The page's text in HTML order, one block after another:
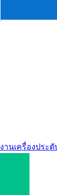
งานเครื่องประดั